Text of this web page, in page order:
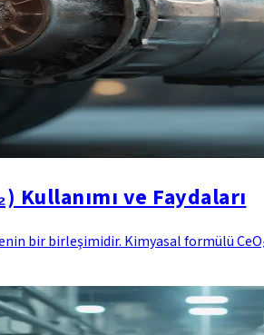
ve Faydaları
bir birleşimidir. Kimyasal formülü